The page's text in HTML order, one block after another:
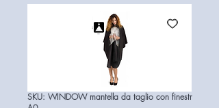
SKU: WINDOW mantella da taglio con finestr